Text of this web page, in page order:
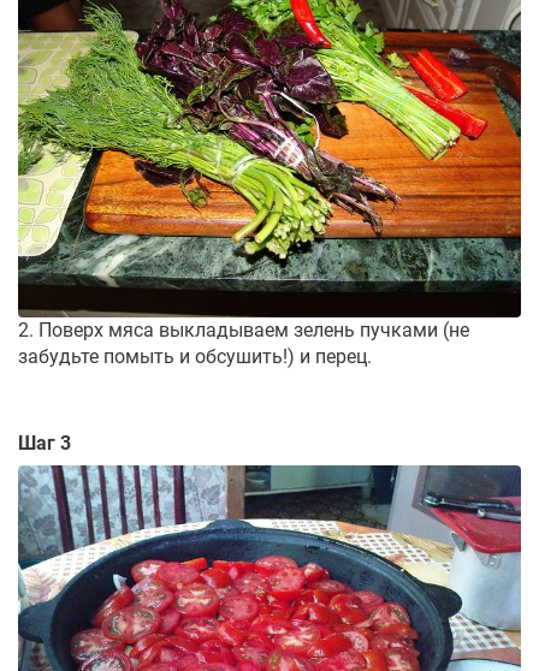
2. Поверх мяса выкладываем зелень пучками (не
забудьте помыть и обсушить!) и перец.
Шаг 3